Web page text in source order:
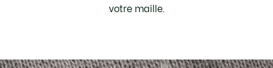
votre maille.